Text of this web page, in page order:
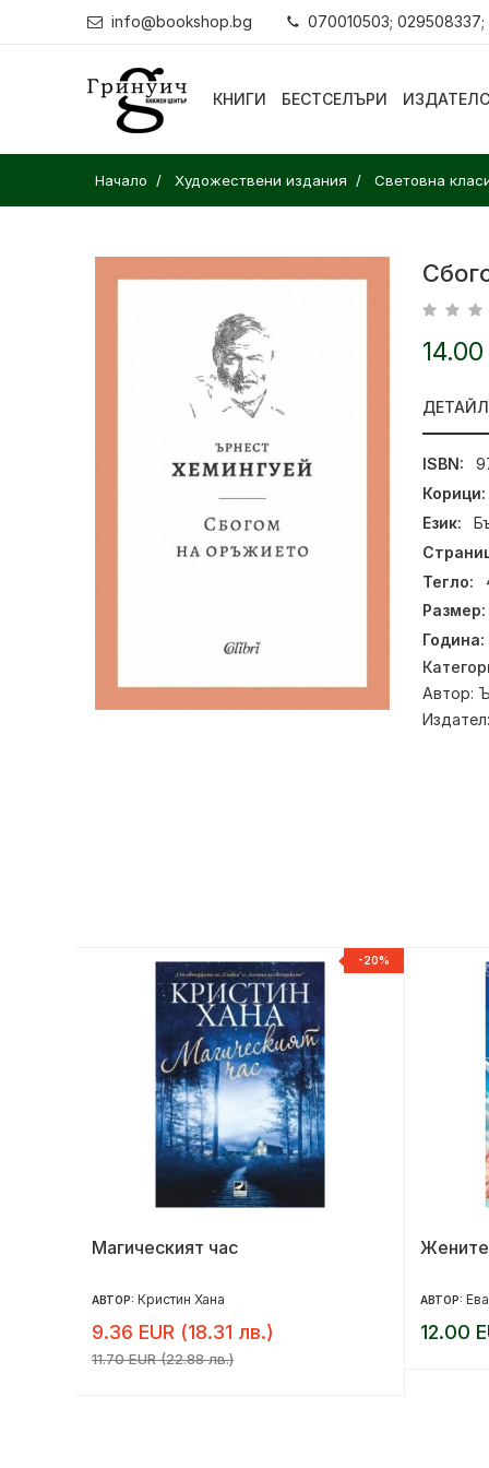
info@bookshop.bg 070010503; 029508337;
КНИГИ БЕСТСЕЛЪРИ
Начало Художествени издания Световна
ISBN:
Корици:
Език:
Тегло:
Размер:
Година:
Автор:
Издател:
-20%
Магическият час
АВТОР: Кристин Хана
9.36 EUR (18.31 лв.)
11.70 EUR (22.88 лв.)
АВТОР:
12.00